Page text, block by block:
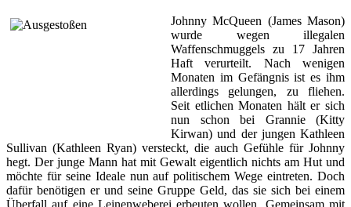
Johnny McQueen (James Mason)
wurde wegen illegalen
Waffenschmuggels zu 17 Jahren
Haft verurteilt. Nach wenigen
Monaten im Gefängnis ist es ihm
allerdings gelungen, zu fliehen.
Seit etlichen Monaten hält er sich
nun schon bei Grannie (Kitty
Kirwan) und der jungen Kathleen
Sullivan (Kathleen Ryan) versteckt, die auch Gefühle für Johnny
hegt. Der junge Mann hat mit Gewalt eigentlich nichts am Hut und
möchte für seine Ideale nun auf politischem Wege eintreten. Doch
dafür benötigen er und seine Gruppe Geld, das sie sich bei einem
Überfall auf eine Leinenweberei erbeuten wollen. Gemeinsam mit